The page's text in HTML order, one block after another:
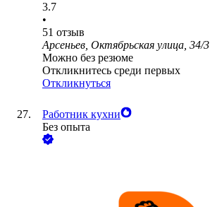
3.7
•
51 отзыв
Арсеньев, Октябрьская улица, 34/3
Можно без резюме
Откликнитесь среди первых
Откликнуться
Работник кухни
Без опыта